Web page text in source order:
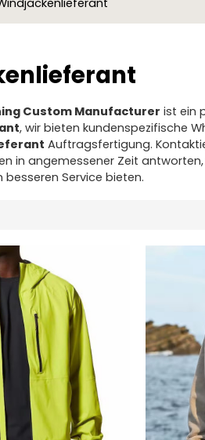
Custom Manufacturer ist ein
, wir bieten kundenspezifische
Auftragsfertigung.
in angemessener Zeit
besseren Service bieten.